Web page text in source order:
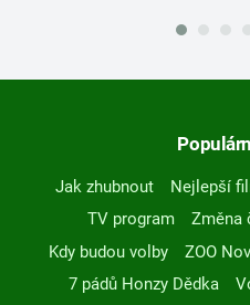
Jak zhubnout Nejlepší
TV program
Změna
Kdy budou volby
ZOO
7 pádů Honzy Dědka